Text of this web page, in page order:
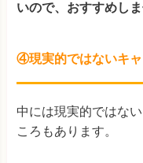
いので、おすすめしま
④現実的ではないキ
中には現実的ではな
ころもあります。